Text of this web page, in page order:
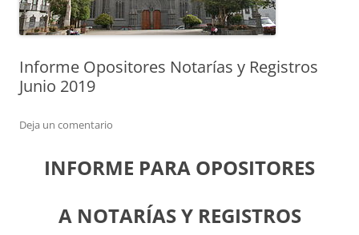
Informe Opositores Notarías y Registros
Junio 2019
Deja un comentario
INFORME PARA OPOSITORES
A NOTARÍAS Y REGISTROS